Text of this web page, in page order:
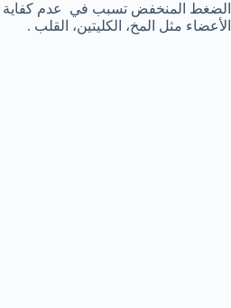
الضغط المنخفض تسبب في عدم كفاية
الأعضاء مثل المخ، الكليتين، القلب .